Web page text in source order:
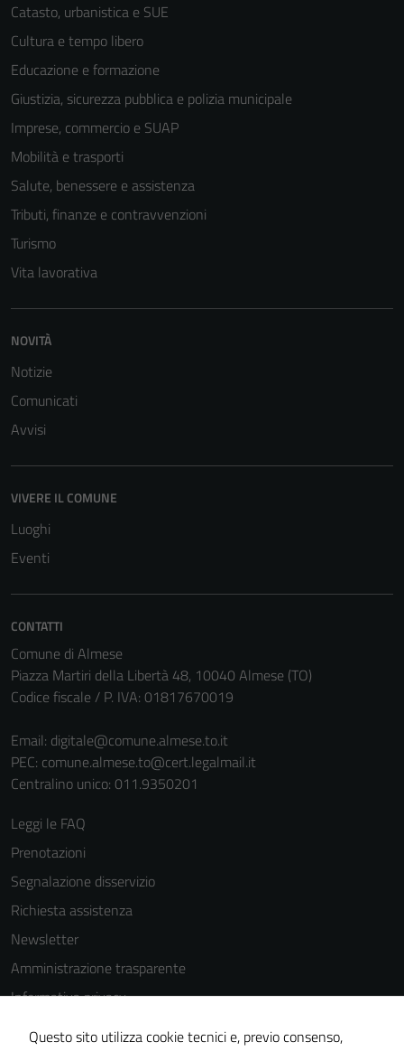
Catasto, urbanistica e SUE
Cultura e tempo libero
Educazione e formazione
Giustizia, sicurezza pubblica e polizia municipale
Imprese, commercio e SUAP
Mobilità e trasporti
Salute, benessere e assistenza
Tributi, finanze e contravvenzioni
Turismo
Vita lavorativa
NOVITÀ
Notizie
Comunicati
Avvisi
VIVERE IL COMUNE
Luoghi
Eventi
CONTATTI
Comune di Almese
Piazza Martiri della Libertà 48, 10040 Almese (TO)
Codice fiscale / P. IVA: 01817670019
Email: digitale@comune.almese.to.it
PEC: comune.almese.to@cert.legalmail.it
Centralino unico: 011.9350201
Leggi le FAQ
Prenotazioni
Segnalazione disservizio
Richiesta assistenza
Newsletter
Amministrazione trasparente
Informativa privacy
Cookie Policy
Questo sito utilizza cookie tecnici e, previo consenso,
Tecnici
Questi cookie